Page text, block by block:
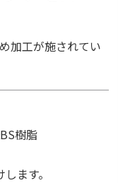
加工が施されてい
樹脂
ます。